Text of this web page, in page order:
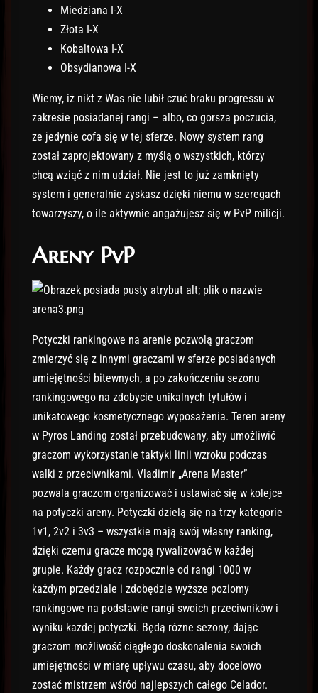
Miedziana I-X
Złota I-X
Kobaltowa I-X
Obsydianowa I-X
Wiemy, iż nikt z Was nie lubił czuć braku progressu w
zakresie posiadanej rangi – albo, co gorsza poczucia,
ze jedynie cofa się w tej sferze. Nowy system rang
został zaprojektowany z myślą o wszystkich, którzy
chcą wziąć z nim udział. Nie jest to już zamknięty
system i generalnie zyskasz dzięki niemu w szeregach
towarzyszy, o ile aktywnie angażujesz się w PvP milicji.
Areny PvP
Potyczki rankingowe na arenie pozwolą graczom
zmierzyć się z innymi graczami w sferze posiadanych
umiejętności bitewnych, a po zakończeniu sezonu
rankingowego na zdobycie unikalnych tytułów i
unikatowego kosmetycznego wyposażenia. Teren areny
w Pyros Landing został przebudowany, aby umożliwić
graczom wykorzystanie taktyki linii wzroku podczas
walki z przeciwnikami. Vladimir „Arena Master”
pozwala graczom organizować i ustawiać się w kolejce
na potyczki areny. Potyczki dzielą się na trzy kategorie
1v1, 2v2 i 3v3 – wszystkie mają swój własny ranking,
dzięki czemu gracze mogą rywalizować w każdej
grupie. Każdy gracz rozpocznie od rangi 1000 w
każdym przedziale i zdobędzie wyższe poziomy
rankingowe na podstawie rangi swoich przeciwników i
wyniku każdej potyczki. Będą różne sezony, dając
graczom możliwość ciągłego doskonalenia swoich
umiejętności w miarę upływu czasu, aby docelowo
zostać mistrzem wśród najlepszych całego Celador.